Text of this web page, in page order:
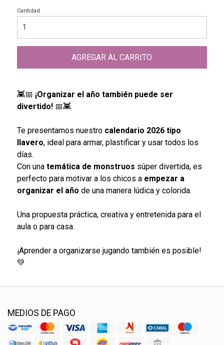
Cantidad
AGREGAR AL CARRITO
👾📅 ¡Organizar el año también puede ser
divertido!📅👾
Te presentamos nuestro calendario 2026 tipo
llavero, ideal para armar, plastificar y usar todos los
días.
Con una temática de monstruos súper divertida, es
perfecto para motivar a los chicos a empezar a
organizar el año de una manera lúdica y colorida.
Una propuesta práctica, creativa y entretenida para el
aula o para casa.
¡Aprender a organizarse jugando también es posible!
💚
MEDIOS DE PAGO